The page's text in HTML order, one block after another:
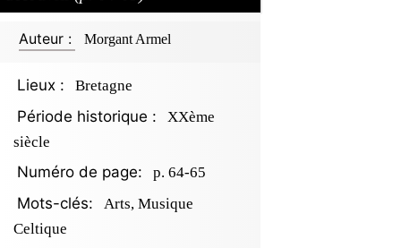
Auteur : Morgant Armel
Lieux : Bretagne
Période historique :
XXème
siècle
Numéro de page: p. 64-65
Mots-clés:
Arts, Musique
Celtique